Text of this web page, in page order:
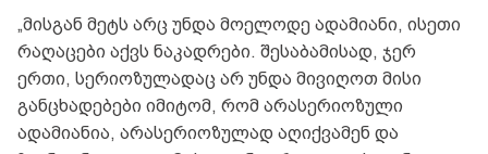
„მისგან მეტს არც უნდა მოელოდე ადამიანი, ისეთი
რაღაცები აქვს ნაკადრები. შესაბამისად, ჯერ
ერთი, სერიოზულადაც არ უნდა მივიღოთ მისი
განცხადებები იმიტომ, რომ არასერიოზული
ადამიანია, არასერიოზულად აღიქვამენ და